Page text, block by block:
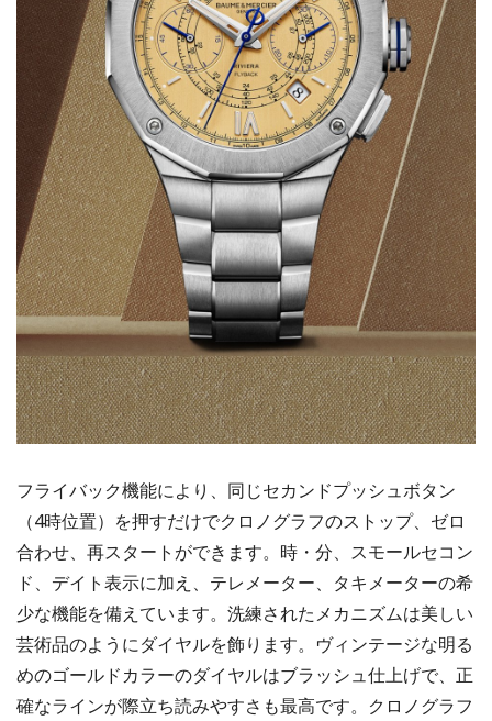
フライバック機能により、同じセカンドプッシュボタン
（4時位置）を押すだけでクロノグラフのストップ、ゼロ
合わせ、再スタートができます。時・分、スモールセコン
ド、デイト表示に加え、テレメーター、タキメーターの希
少な機能を備えています。洗練されたメカニズムは美しい
芸術品のようにダイヤルを飾ります。ヴィンテージな明る
めのゴールドカラーのダイヤルはブラッシュ仕上げで、正
確なラインが際立ち読みやすさも最高です。クロノグラフ